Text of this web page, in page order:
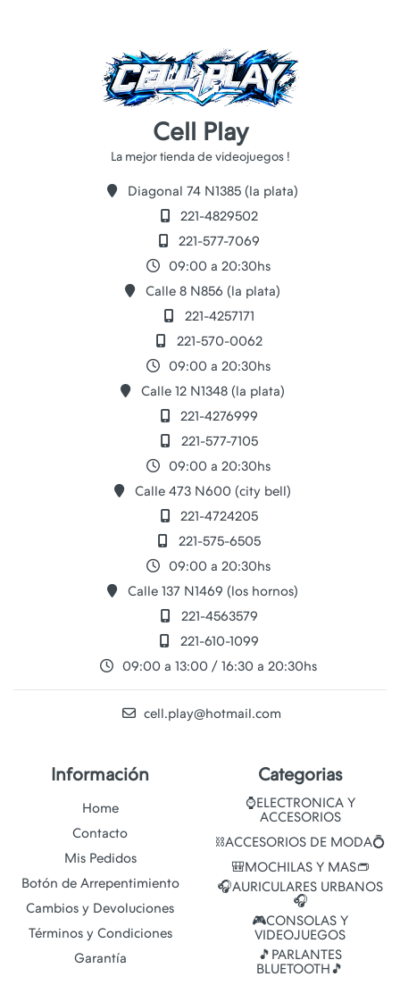
Cell Play
Diagonal 74 N1385 (la plata)
221-4829502
221-577-7069
09:00 a 20:30hs
Calle 8 N856 (la plata)
221-4257171
221-570-0062
09:00 a 20:30hs
Calle 12 N1348 (la plata)
221-4276999
221-577-7105
09:00 a 20:30hs
Calle 473 N600 (city bell)
221-4724205
221-575-6505
09:00 a 20:30hs
Calle 137 N1469 (los hornos)
221-4563579
221-610-1099
09:00 a 13:00 / 16:30 a 20:30hs
cell.play@hotmail.com
Información
Home
Contacto
Mis Pedidos
Botón de Arrepentimiento
Cambios y Devoluciones
Términos y Condiciones
Garantía
Categorias
⌚ELECTRONICA Y
ACCESORIOS
⛓️ACCESORIOS DE MODA💍
🎒MOCHILAS Y MAS👝
🎧AURICULARES URBANOS
🎧
🎮CONSOLAS Y
VIDEOJUEGOS
🎵PARLANTES
BLUETOOTH🎵